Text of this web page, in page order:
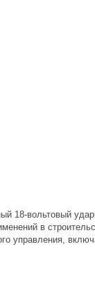
18-вольтовый
в
управления,